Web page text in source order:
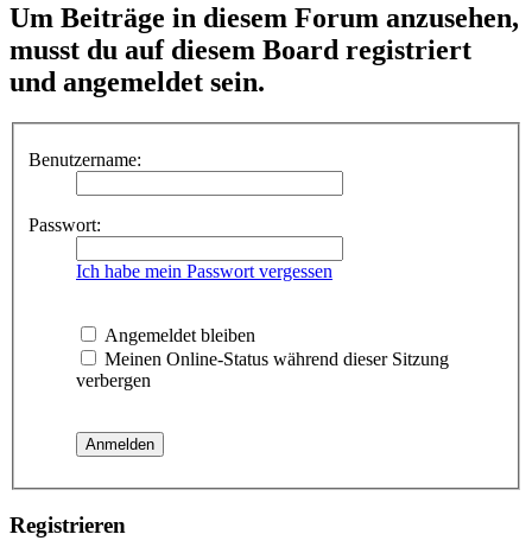
Um Beiträge in diesem Forum anzusehen,
musst du auf diesem Board registriert
und angemeldet sein.
Benutzername:
Passwort:
Ich habe mein Passwort vergessen
Angemeldet bleiben
Meinen Online-Status während dieser Sitzung
verbergen
Registrieren